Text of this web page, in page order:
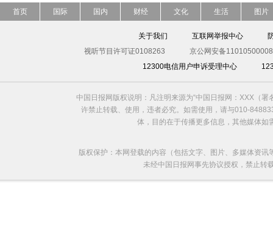
首页 国际 国内 财经 文化 生活 图片
关于我们 互联网举报中心
视听节目许可证0108263
京公网安备
12300电信用户申诉受理中心
中国日报网版权说明：凡注明来源为“中国日报网：XXX（
许禁止转载、使用，违者必究。如需使用，请与010-
体，目的在于传播更多信息，其他媒体
版权保护：本网登载的内容（包括文字、图片、多媒体资
未经中国日报网事先协议授权，禁止转